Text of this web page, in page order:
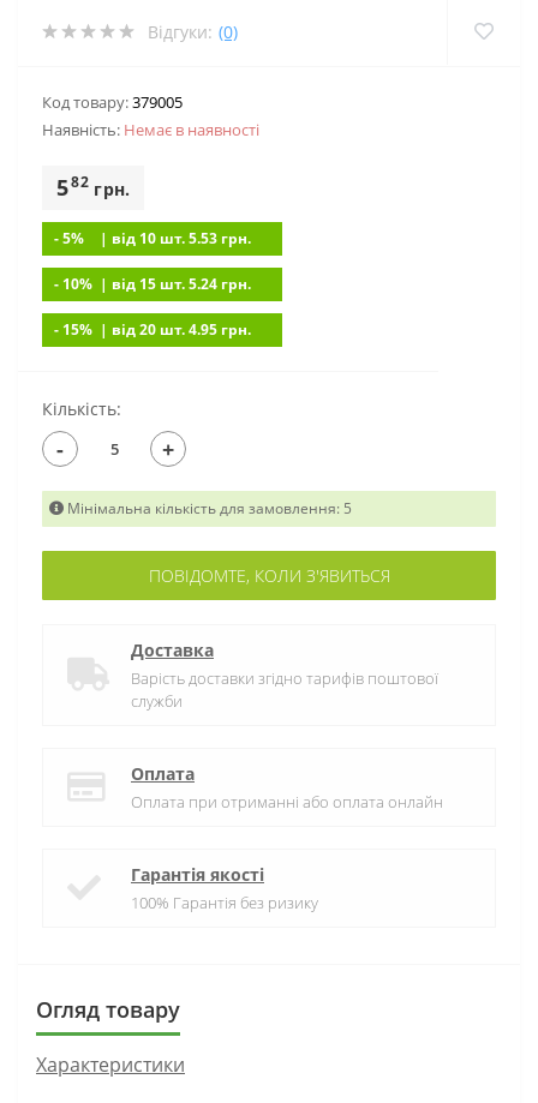
Відгуки: (0)
Код товару:379005
Наявність: Немає в наявностi
582грн.
- 5% | вiд 10 шт. 5.53 грн.
- 10% | вiд 15 шт. 5.24 грн.
- 15% | вiд 20 шт. 4.95 грн.
Кількість:
- +
Мінімальна кількість для замовлення: 5
ПОВІДОМТЕ, КОЛИ З'ЯВИТЬСЯ
Доставка
Варість доставки згідно тарифів поштової
служби
Оплата
Оплата при отриманні або оплата онлайн
Гарантія якості
100% Гарантія без ризику
Огляд товару
Характеристики